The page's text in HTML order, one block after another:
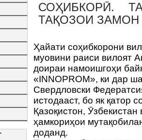
СОҲИБКОРӢ.
ТАҚОЗОИ ЗАМОН
Ҳайати соҳибкорони
муовини раиси вилоят
доираи намоишгоҳи
«INNOPROM», ки дар
Свердловски
истодааст, бо як қатор
Қазоқистон,
ҳамкориҳои
доданд.